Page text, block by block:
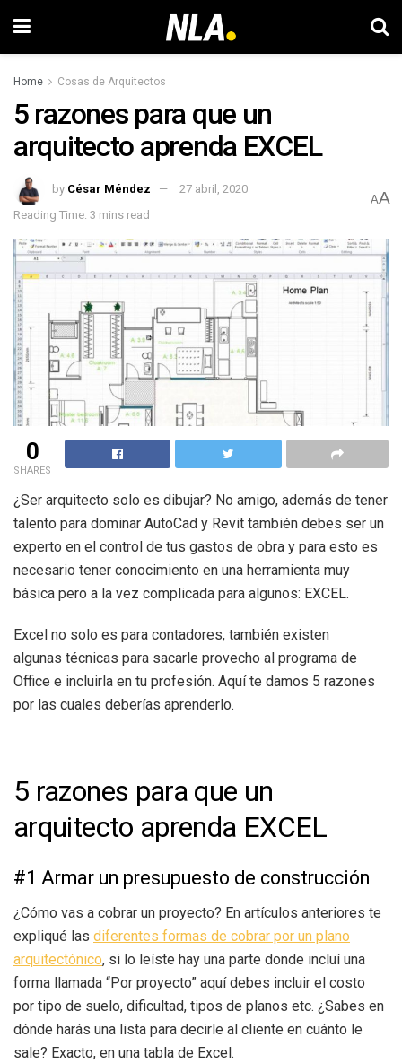
Home Cosas de Arquitectos
5 razones para que un
arquitecto aprenda EXCEL
by César Méndez
27 abril, 2020
Reading Time: 3 mins read
AA
0
SHARES
¿Ser arquitecto solo es dibujar? No amigo, además de tener
talento para dominar AutoCad y Revit también debes ser un
experto en el control de tus gastos de obra y para esto es
necesario tener conocimiento en una herramienta muy
básica pero a la vez complicada para algunos: EXCEL.
Excel no solo es para contadores, también existen
algunas técnicas para sacarle provecho al programa de
Office e incluirla en tu profesión. Aquí te damos 5 razones
por las cuales deberías aprenderlo.
5 razones para que un
arquitecto aprenda EXCEL
#1 Armar un presupuesto de construcción
¿Cómo vas a cobrar un proyecto? En artículos anteriores te
expliqué las diferentes formas de cobrar por un plano
arquitectónico, si lo leíste hay una parte donde incluí una
forma llamada “Por proyecto” aquí debes incluir el costo
por tipo de suelo, dificultad, tipos de planos etc. ¿Sabes en
dónde harás una lista para decirle al cliente en cuánto le
sale? Exacto, en una tabla de Excel.